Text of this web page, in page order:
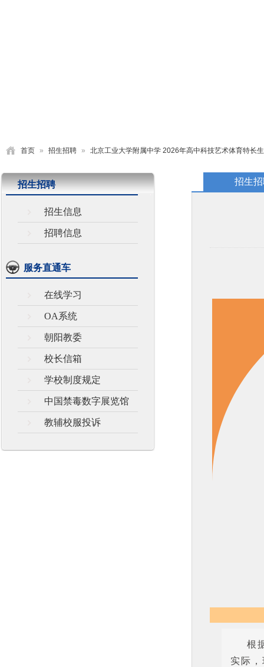
首页 » 招生招聘 » 北京工业大学附属中学 2026年高中科技艺术体育特长
招生招聘
招生信息
招聘信息
服务直通车
在线学习
OA系统
朝阳教委
校长信箱
学校制度规定
中国禁毒数字展览馆
教辅校服投诉
招生
根
实际